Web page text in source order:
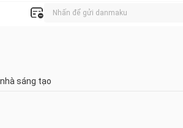
sáng tạo